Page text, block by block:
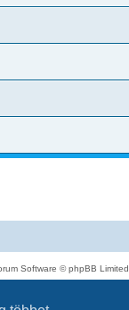
Software © phpBB Limited